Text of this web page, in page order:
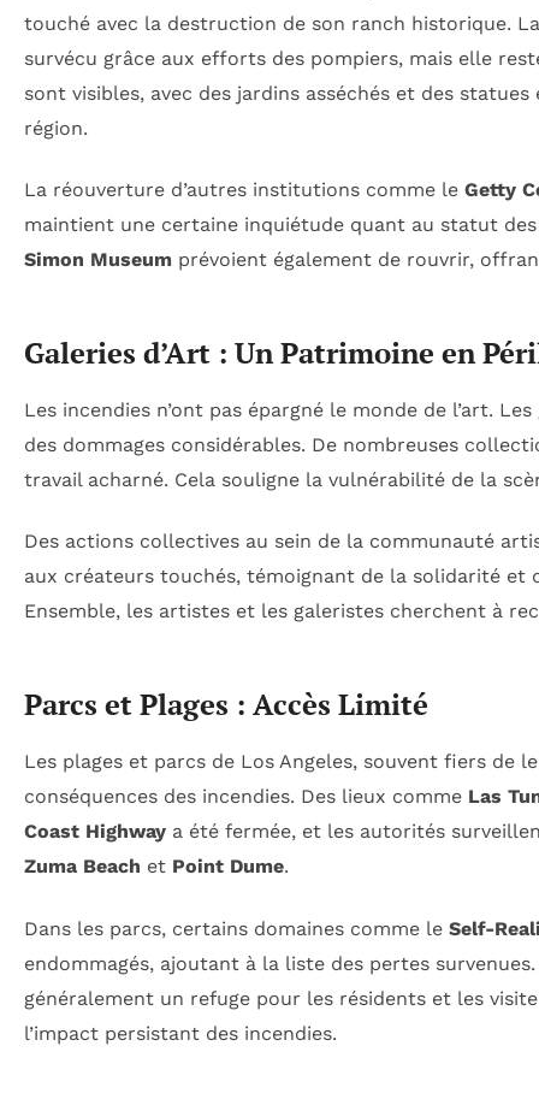
touché avec la destruction de son ranch historique.
survécu grâce aux efforts des pompiers, mais elle
sont visibles, avec des jardins asséchés et des
région.
La réouverture d’autres institutions comme le Getty
maintient une certaine inquiétude quant au statut
Simon Museum prévoient également de rouvrir,
Galeries d’Art : Un Patrimoine en
Les incendies n’ont pas épargné le monde de l’art.
des dommages considérables. De nombreuses
travail acharné. Cela souligne la vulnérabilité de la
Des actions collectives au sein de la communauté
aux créateurs touchés, témoignant de la solidarité et
Ensemble, les artistes et les galeristes cherchent à
Parcs et Plages : Accès Limité
Les plages et parcs de Los Angeles, souvent fiers de
conséquences des incendies. Des lieux comme Las
Coast Highway a été fermée, et les autorités
Zuma Beach et Point Dume.
Dans les parcs, certains domaines comme le Self-
endommagés, ajoutant à la liste des pertes
généralement un refuge pour les résidents et les
l’impact persistant des incendies.